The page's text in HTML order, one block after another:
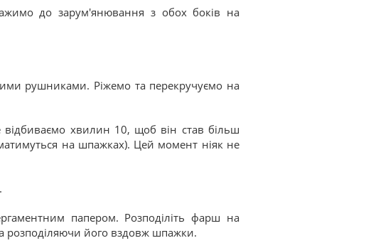
до зарум'янювання з обох боків на
рушниками. Ріжемо та перекручуємо на
хвилин 10, щоб він став більш
на шпажках). Цей момент ніяк не
папером. Розподіліть фарш на
розподіляючи його вздовж шпажки.